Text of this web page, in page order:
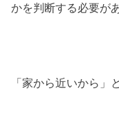
かを判断する必要が
「家から近いから」